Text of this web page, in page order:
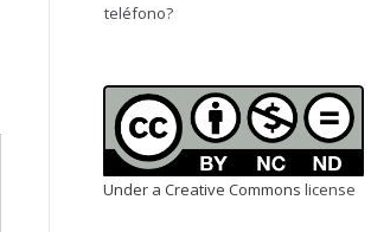
teléfono?
Under a Creative Commons license